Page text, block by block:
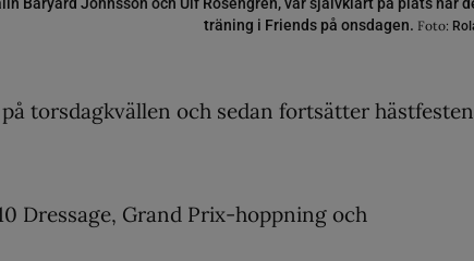
träning i Friends på onsdagen. Foto:
torsdagkvällen och sedan fortsätter hästfesten
Dressage, Grand Prix-hoppning och